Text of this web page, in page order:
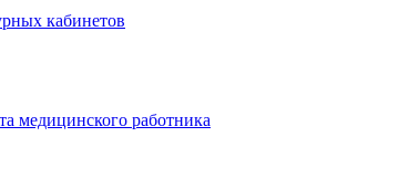
кабинетов
медицинского работника